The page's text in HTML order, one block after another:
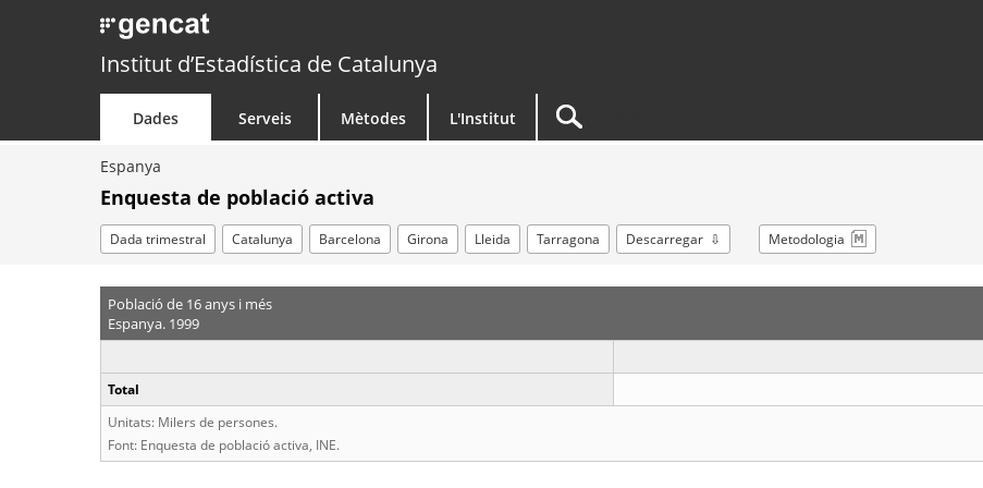
Institut d’Estadística de Catalunya
Dades Serveis Mètodes L'Institut
Espanya
Enquesta de població activa
Dada trimestral Catalunya Barcelona Girona Lleida Tarragona Descarregar Metodologia
Població de 16 anys i més
Espanya. 1999
Total
Unitats: Milers de persones.
Font: Enquesta de població activa, INE.